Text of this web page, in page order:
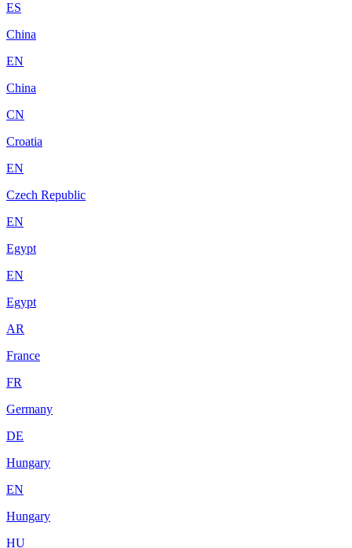
ES
China
EN
China
CN
Croatia
EN
Czech Republic
EN
Egypt
EN
Egypt
AR
France
FR
Germany
DE
Hungary
EN
Hungary
HU